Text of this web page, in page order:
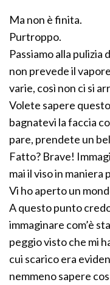
Ma non è finita.
Purtroppo.
Passiamo alla
non prevede il
varie, così non ci si
Volete sapere
bagnatevi la faccia
pare, prendete un
Fatto? Brave!
mai il viso in
Vi ho aperto un
A questo punto
immaginare com’è
peggio visto che mi
cui scarico era
nemmeno sapere